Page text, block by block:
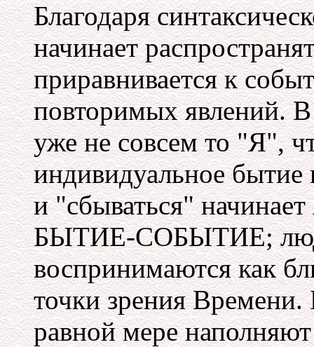
Благодаря
начинает
приравнивается к
повторимых явлений. В
уже не совсем то "Я",
индивидуальное
и "сбываться"
БЫТИЕ-СОБЫТИЕ;
воспринимаются как
точки зрения
равной мере